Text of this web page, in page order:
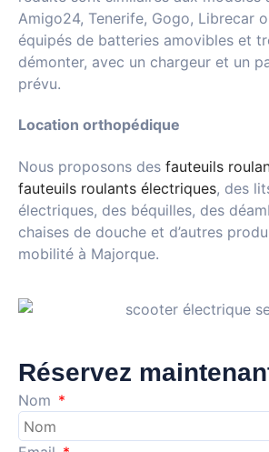
Amigo24, Tenerife, Gogo, Librecar
équipés de batteries amovibles et
démonter, avec un chargeur et un
prévu.
Location orthopédique
Nous proposons des fauteuils
fauteuils roulants électriques, des
électriques, des béquilles, des
chaises de douche et d’autres
mobilité à Majorque.
Réservez
Nom